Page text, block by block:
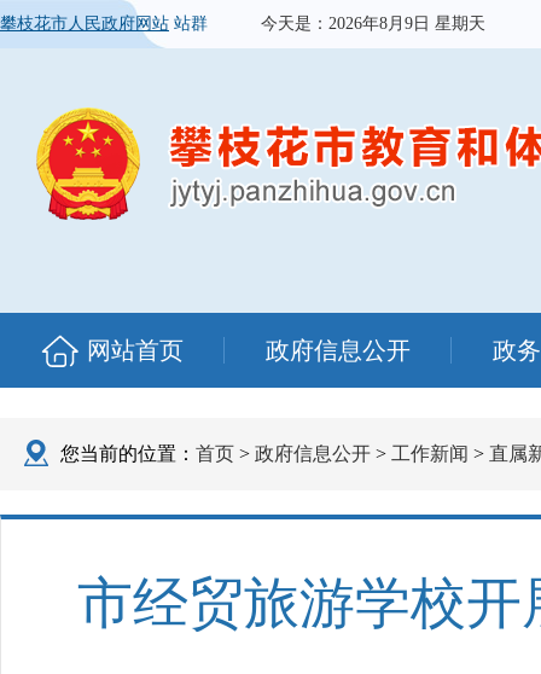
攀枝花市人民政府网站 站群 今天是： 2026年8月9日 星期天
网站首页 政府信息公开 政
您当前的位置： 首页 > 政府信息公开 > 工作新闻 > 直属
市经贸旅游学校